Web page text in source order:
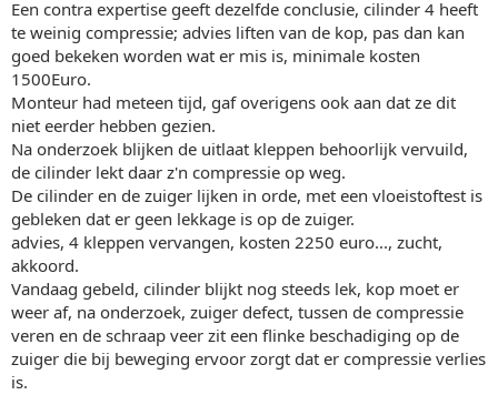
Een contra expertise geeft dezelfde conclusie, cilinder 4 heeft
te weinig compressie; advies liften van de kop, pas dan kan
goed bekeken worden wat er mis is, minimale kosten
1500Euro.
Monteur had meteen tijd, gaf overigens ook aan dat ze dit
niet eerder hebben gezien.
Na onderzoek blijken de uitlaat kleppen behoorlijk vervuild,
de cilinder lekt daar z'n compressie op weg.
De cilinder en de zuiger lijken in orde, met een vloeistoftest is
gebleken dat er geen lekkage is op de zuiger.
advies, 4 kleppen vervangen, kosten 2250 euro..., zucht,
akkoord.
Vandaag gebeld, cilinder blijkt nog steeds lek, kop moet er
weer af, na onderzoek, zuiger defect, tussen de compressie
veren en de schraap veer zit een flinke beschadiging op de
zuiger die bij beweging ervoor zorgt dat er compressie verlies
is.